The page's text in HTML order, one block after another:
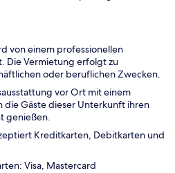
von einem professionellen
Die Vermietung erfolgt zu
oder beruflichen Zwecken.
vor Ort mit einem
die Gäste dieser Unterkunft ihren
genießen.
Kreditkarten, Debitkarten und
Visa, Mastercard